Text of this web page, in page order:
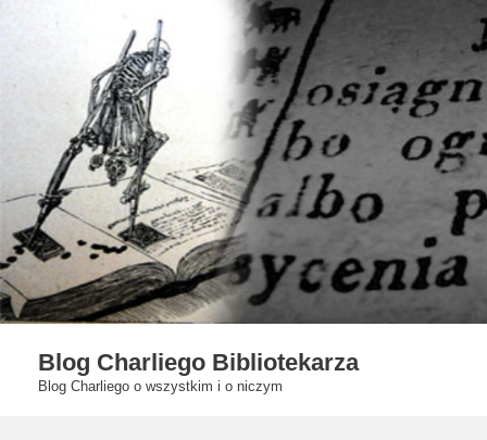
Blog Charliego Bibliotekarza
Blog Charliego o wszystkim i o niczym